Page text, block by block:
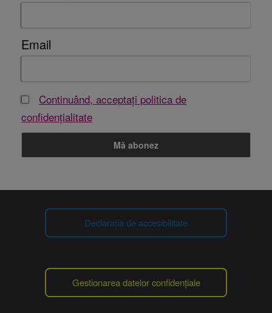
Email
Continuând, acceptați politica de
confidențialitate
Declarația de accesibilitate
Gestionarea datelor confidențiale